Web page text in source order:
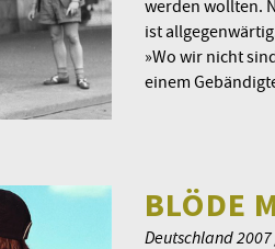
werden wollten.
ist
»Wo wir nicht
einem
BLÖDE
Deutschland